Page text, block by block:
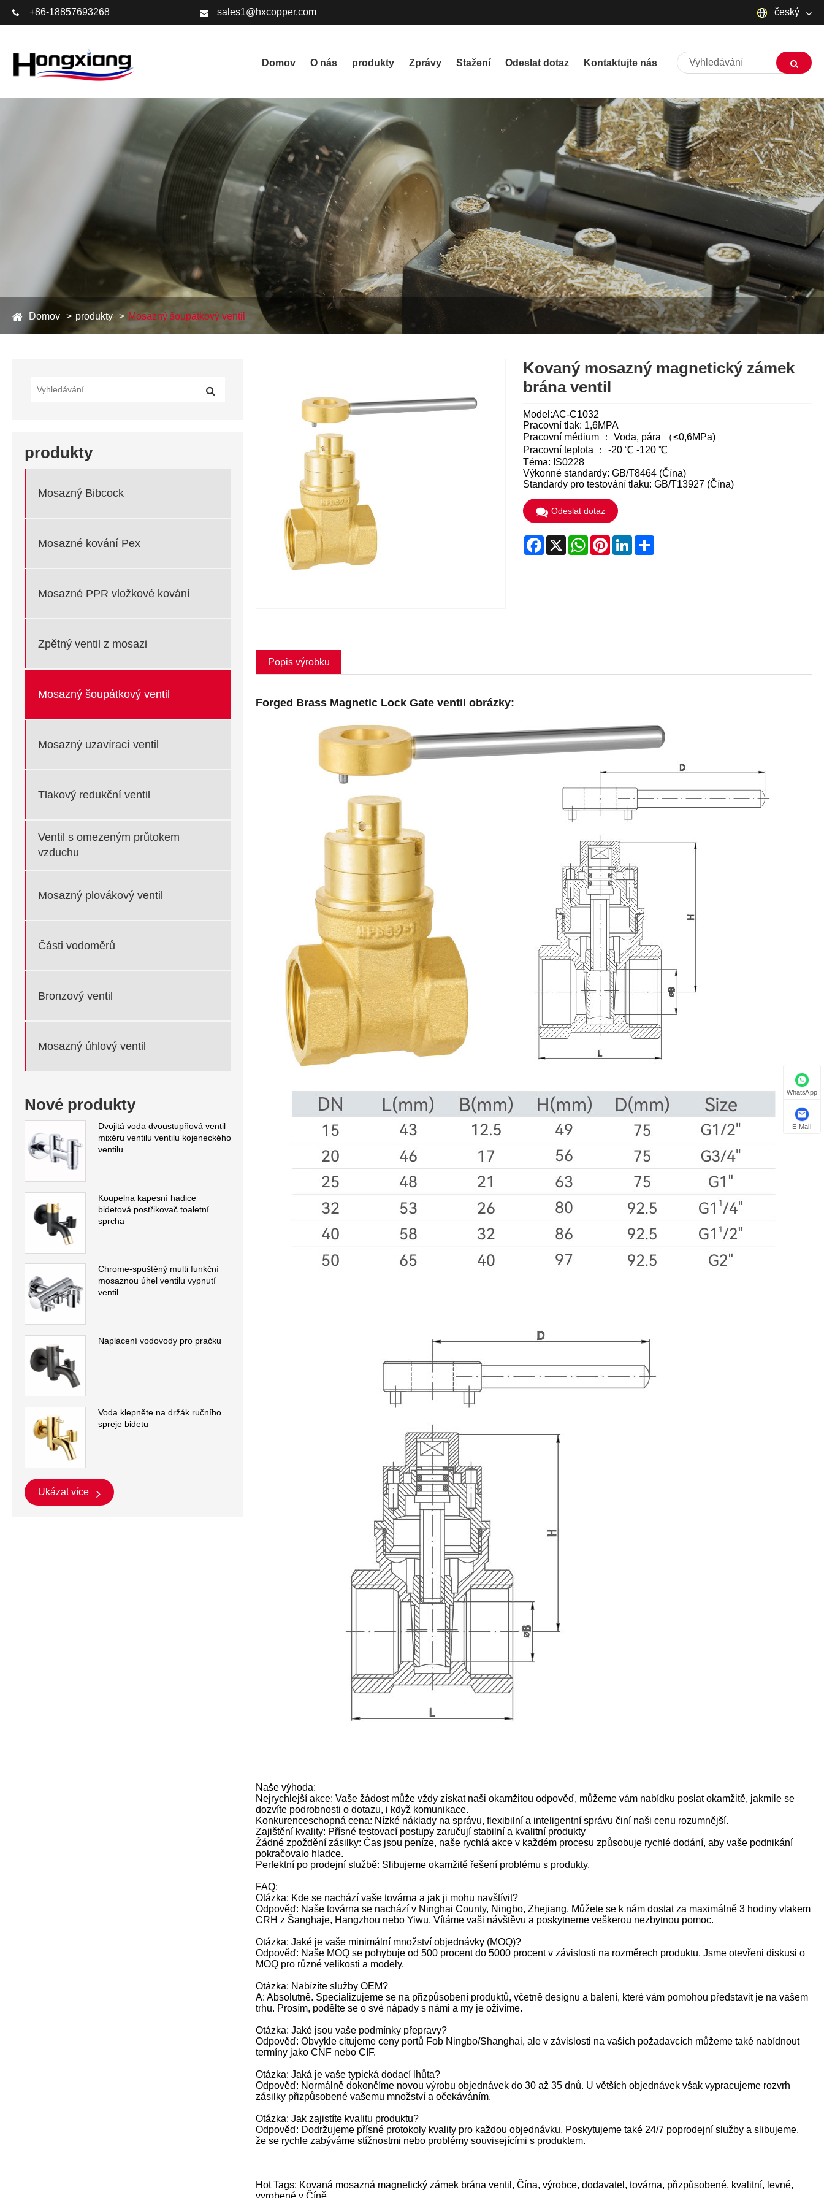
+86-18857693268 sales1@hxcopper.com český
Français
Español
العربية
שפה עברית
Português
Italiano
Polski
Svenska
Dansk
Domov O nás produkty Zprávy Stažení Odeslat dotaz Kontaktujte nás
Domov produkty Mosazný šoupátkový ventil
produkty
Mosazný Bibcock
Mosazné kování Pex
Mosazné PPR vložkové kování
Zpětný ventil z mosazi
Mosazný šoupátkový ventil
Mosazný uzavírací ventil
Tlakový redukční ventil
Ventil s omezeným průtokem
vzduchu
Mosazný plovákový ventil
Části vodoměrů
Bronzový ventil
Mosazný úhlový ventil
Nové produkty
Dvojitá voda dvoustupňová ventil
mixéru ventilu ventilu kojeneckého
ventilu
Koupelna kapesní hadice
bidetová postřikovač toaletní
sprcha
Chrome-spuštěný multi funkční
mosaznou úhel ventilu vypnutí
ventil
Naplácení vodovody pro pračku
Voda klepněte na držák ručního
spreje bidetu
Ukázat více
Kovaný mosazný magnetický zámek
brána ventil
Model:AC-C1032
Pracovní tlak: 1,6MPA
Pracovní médium ： Voda, pára （≤0,6MPa)
Pracovní teplota ： -20 ℃ -120 ℃
Téma: IS0228
Výkonné standardy: GB/T8464 (Čína)
Standardy pro testování tlaku: GB/T13927 (Čína)
Odeslat dotaz
Facebook
X WhatsApp
PinterestLinkedInShare
Popis výrobku
Forged Brass Magnetic Lock Gate ventil obrázky:
Naše výhoda:
Nejrychlejší akce: Vaše žádost může vždy získat naši okamžitou odpověď, můžeme vám nabídku poslat okamžitě, jakmile se
dozvíte podrobnosti o dotazu, i když komunikace.
Konkurenceschopná cena: Nízké náklady na správu, flexibilní a inteligentní správu činí naši cenu rozumnější.
Zajištění kvality: Přísné testovací postupy zaručují stabilní a kvalitní produkty
Žádné zpoždění zásilky: Čas jsou peníze, naše rychlá akce v každém procesu způsobuje rychlé dodání, aby vaše podnikání
pokračovalo hladce.
Perfektní po prodejní službě: Slibujeme okamžitě řešení problému s produkty.
FAQ:
Otázka: Kde se nachází vaše továrna a jak ji mohu navštívit?
Odpověď: Naše továrna se nachází v Ninghai County, Ningbo, Zhejiang. Můžete se k nám dostat za maximálně 3 hodiny vlakem
CRH z Šanghaje, Hangzhou nebo Yiwu. Vítáme vaši návštěvu a poskytneme veškerou nezbytnou pomoc.
Otázka: Jaké je vaše minimální množství objednávky (MOQ)?
Odpověď: Naše MOQ se pohybuje od 500 procent do 5000 procent v závislosti na rozměrech produktu. Jsme otevřeni diskusi o
MOQ pro různé velikosti a modely.
Otázka: Nabízíte služby OEM?
A: Absolutně. Specializujeme se na přizpůsobení produktů, včetně designu a balení, které vám pomohou představit je na vašem
trhu. Prosím, podělte se o své nápady s námi a my je oživíme.
Otázka: Jaké jsou vaše podmínky přepravy?
Odpověď: Obvykle citujeme ceny portů Fob Ningbo/Shanghai, ale v závislosti na vašich požadavcích můžeme také nabídnout
termíny jako CNF nebo CIF.
Otázka: Jaká je vaše typická dodací lhůta?
Odpověď: Normálně dokončíme novou výrobu objednávek do 30 až 35 dnů. U větších objednávek však vypracujeme rozvrh
zásilky přizpůsobené vašemu množství a očekáváním.
Otázka: Jak zajistíte kvalitu produktu?
Odpověď: Dodržujeme přísné protokoly kvality pro každou objednávku. Poskytujeme také 24/7 poprodejní služby a slibujeme,
že se rychle zabýváme stížnostmi nebo problémy souvisejícími s produktem.
Hot Tags: Kovaná mosazná magnetický zámek brána ventil, Čína, výrobce, dodavatel, továrna, přizpůsobené, kvalitní, levné,
vyrobené v Číně
WhatsApp
E-Mail